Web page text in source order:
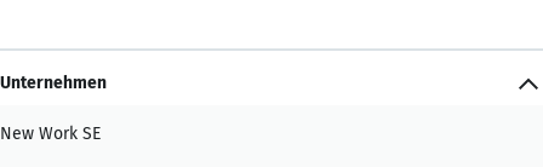
Unternehmen
New Work SE